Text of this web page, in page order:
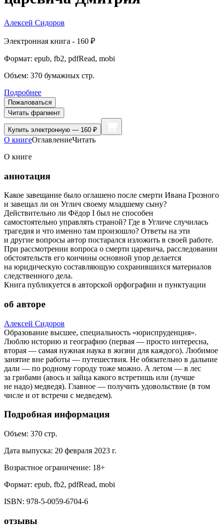
Алексей Сидоров
Электронная книга - 160 ₽
Формат: epub, fb2, pdfRead, mobi
Объем: 370 бумажных стр.
Подробнее
Пожаловаться
Читать фрагмент
Купить электронную — 160 ₽
О книгеОглавлениеЧитать
О книге
аннотация
Какое завещание было оглашено после смерти Ивана Грозного
и завещал ли он Углич своему младшему сыну?
Действительно ли Фёдор I был не способен
самостоятельно управлять страной? Где в Угличе случилась
трагедия и что именно там произошло? Ответы на эти
и другие вопросы автор постарался изложить в своей работе.
При рассмотрении вопроса о смерти царевича, расследовании
обстоятельств его кончины основной упор делается
на юридическую составляющую сохранившихся материалов
следственного дела.
Книга публикуется в авторской орфографии и пунктуации
об авторе
Алексей Сидоров
Образование высшее, специальность «юриспруденция».
Люблю историю и географию (первая — просто интересна,
вторая — самая нужная наука в жизни для каждого). Любимое
занятие вне работы — путешествия. Не обязательно в дальние
дали — по родному городу тоже можно. А летом — в лес
за грибами (авось и зайца какого встретишь или (лучше
не надо) медведя). Главное — получить удовольствие (в том
числе и от встречи с медведем).
Подробная информация
Объем: 370 стр.
Дата выпуска: 20 февраля 2023 г.
Возрастное ограничение: 18+
Формат: epub, fb2, pdfRead, mobi
ISBN: 978-5-0059-6704-6
отзывы